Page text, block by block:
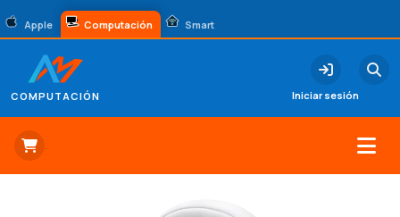
Apple Computación Smart
COMPUTACIÓN Iniciar sesión